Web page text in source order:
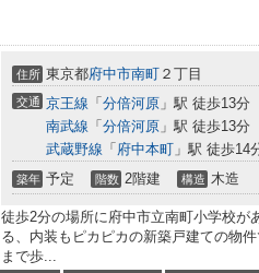
住所 東京都府中市南町 ２丁目
交通 京王線 「 分倍河原 」駅 徒歩13分
南武線 「 分倍河原 」駅 徒歩13分
武蔵野線 「 府中本町 」駅 徒歩14
築年 予定 階数 2階建 構造 木造
徒歩2分の場所に府中市立南町小学校が
る、内装もピカピカの新築戸建ての物
まで歩...